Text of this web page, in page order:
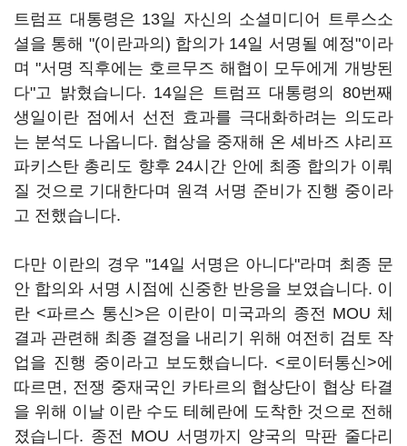
트럼프 대통령은 13일 자신의 소셜미디어 트루스소
셜을 통해 "(이란과의) 합의가 14일 서명될 예정"이라
며 "서명 직후에는 호르무즈 해협이 모두에게 개방된
다"고 밝혔습니다. 14일은 트럼프 대통령의 80번째
생일이란 점에서 선전 효과를 극대화하려는 의도라
는 분석도 나옵니다. 협상을 중재해 온 셰바즈 샤리프
파키스탄 총리도 향후 24시간 안에 최종 합의가 이뤄
질 것으로 기대한다며 원격 서명 준비가 진행 중이라
고 전했습니다.
다만 이란의 경우 "14일 서명은 아니다"라며 최종 문
안 합의와 서명 시점에 신중한 반응을 보였습니다. 이
란 <파르스 통신>은 이란이 미국과의 종전 MOU 체
결과 관련해 최종 결정을 내리기 위해 여전히 검토 작
업을 진행 중이라고 보도했습니다. <로이터통신>에
따르면, 전쟁 중재국인 카타르의 협상단이 협상 타결
을 위해 이날 이란 수도 테헤란에 도착한 것으로 전해
졌습니다. 종전 MOU 서명까지 양국의 막판 줄다리